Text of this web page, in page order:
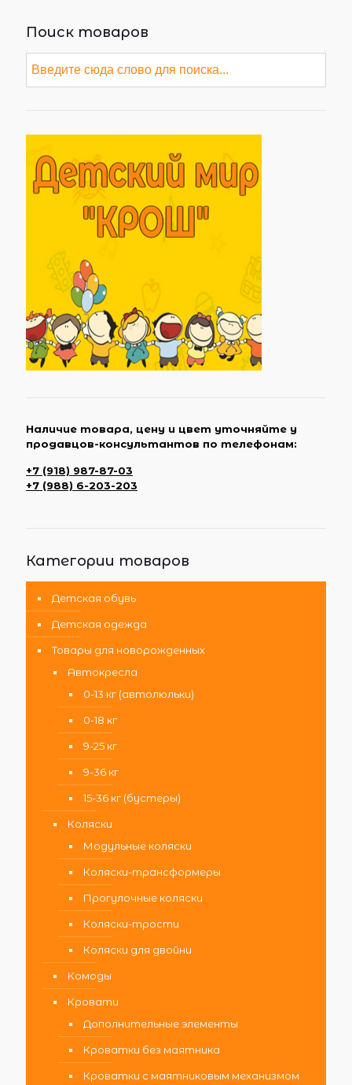
Поиск товаров
Наличие товара, цену и цвет уточняйте у
продавцов-консультантов по телефонам:
+7 (918) 987-87-03
+7 (988) 6-203-203
Категории товаров
Детская обувь
Детская одежда
Товары для новорожденных
Автокресла
0-13 кг (автолюльки)
0-18 кг
9-25 кг
9-36 кг
15-36 кг (бустеры)
Коляски
Модульные коляски
Коляски-трансформеры
Прогулочные коляски
Коляски-трости
Коляски для двойни
Комоды
Кровати
Дополнительные элементы
Кроватки без маятника
Кроватки с маятниковым механизмом